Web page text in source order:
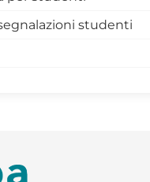
Dottorandi
docenti dottorandi
studenti